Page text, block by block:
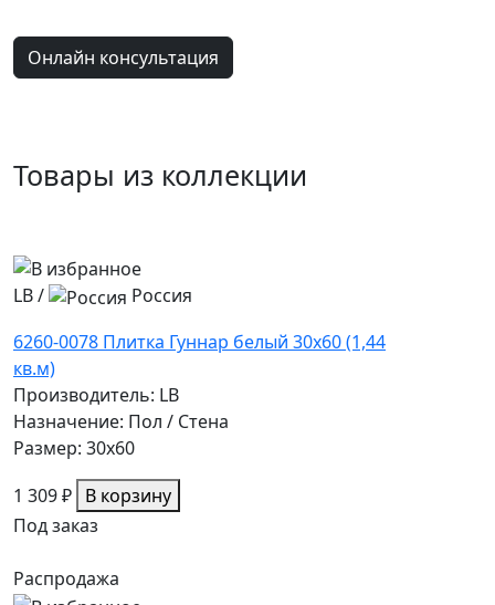
Онлайн консультация
Товары из коллекции
LB/
Россия
6260-0078 Плитка Гуннар белый 30х60 (1,44
кв.м)
Производитель: LB
Назначение: Пол / Стена
Размер: 30x60
1 309 ₽ В корзину
Под заказ
Распродажа